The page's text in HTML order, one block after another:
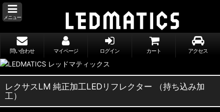
メニュー
問い合わせ マイページ ログイン カート アクセス
レクサスLM 純正加工LEDリフレクター （持ち込み加
工）